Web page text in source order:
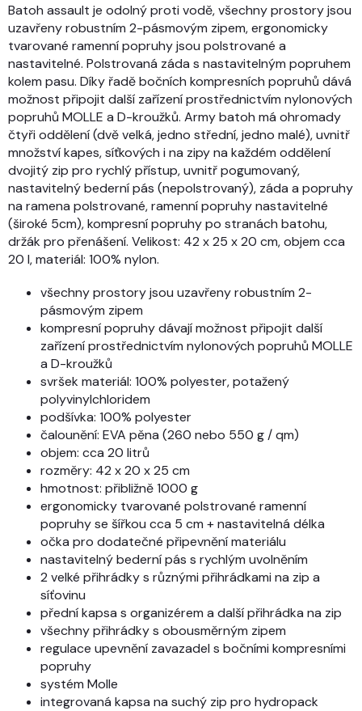
Batoh assault je odolný proti vodě, všechny prostory jsou
uzavřeny robustním 2-pásmovým zipem, ergonomicky
tvarované ramenní popruhy jsou polstrované a
nastavitelné. Polstrovaná záda s nastavitelným popruhem
kolem pasu. Díky řadě bočních kompresních popruhů dává
možnost připojit další zařízení prostřednictvím nylonových
popruhů MOLLE a D-kroužků. Army batoh má ohromady
čtyři oddělení (dvě velká, jedno střední, jedno malé), uvnitř
množství kapes, síťkových i na zipy na každém oddělení
dvojitý zip pro rychlý přístup, uvnitř pogumovaný,
nastavitelný bederní pás (nepolstrovaný), záda a popruhy
na ramena polstrované, ramenní popruhy nastavitelné
(široké 5cm), kompresní popruhy po stranách batohu,
držák pro přenášení. Velikost: 42 x 25 x 20 cm, objem cca
20 l, materiál: 100% nylon.
všechny prostory jsou uzavřeny robustním 2-
pásmovým zipem
kompresní popruhy dávají možnost připojit další
zařízení prostřednictvím nylonových popruhů MOLLE
a D-kroužků
svršek materiál: 100% polyester, potažený
polyvinylchloridem
podšívka: 100% polyester
čalounění: EVA pěna (260 nebo 550 g / qm)
objem: cca 20 litrů
rozměry: 42 x 20 x 25 cm
hmotnost: přibližně 1000 g
ergonomicky tvarované polstrované ramenní
popruhy se šířkou cca 5 cm + nastavitelná délka
očka pro dodatečné připevnění materiálu
nastavitelný bederní pás s rychlým uvolněním
2 velké přihrádky s různými přihrádkami na zip a
síťovinu
přední kapsa s organizérem a další přihrádka na zip
všechny přihrádky s obousměrným zipem
regulace upevnění zavazadel s bočními kompresními
popruhy
systém Molle
integrovaná kapsa na suchý zip pro hydropack